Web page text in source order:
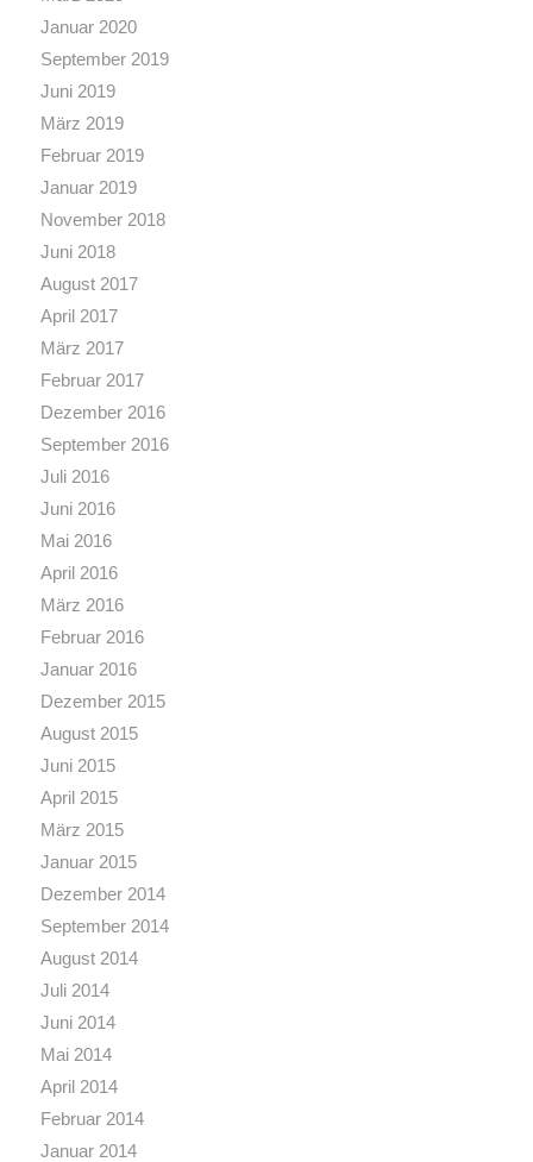
Januar 2020
September 2019
Juni 2019
März 2019
Februar 2019
Januar 2019
November 2018
Juni 2018
August 2017
April 2017
März 2017
Februar 2017
Dezember 2016
September 2016
Juli 2016
Juni 2016
Mai 2016
April 2016
März 2016
Februar 2016
Januar 2016
Dezember 2015
August 2015
Juni 2015
April 2015
März 2015
Januar 2015
Dezember 2014
September 2014
August 2014
Juli 2014
Juni 2014
Mai 2014
April 2014
Februar 2014
Januar 2014